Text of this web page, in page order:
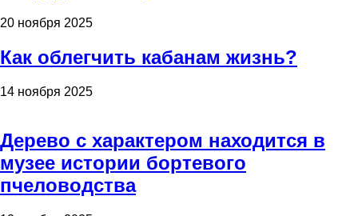
20 ноября 2025
Как облегчить кабанам жизнь?
14 ноября 2025
Дерево с характером находится в
музее истории бортевого
пчеловодства